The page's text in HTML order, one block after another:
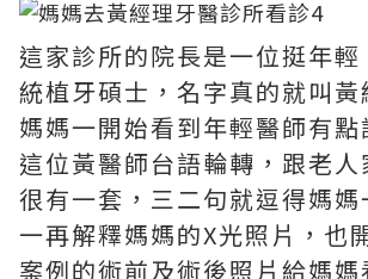
這家診所的院長是一位挺年
統植牙碩士，名字真的就叫
媽媽一開始看到年輕醫師有點
這位黃醫師台語輪轉，跟老人
很有一套，三二句就逗得媽媽
一再解釋媽媽的X光照片，也
案例的術前及術後照片給媽媽